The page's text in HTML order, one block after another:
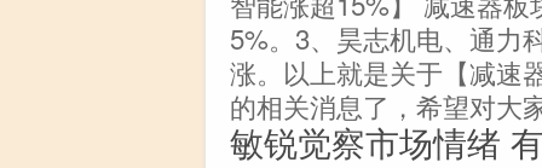
5%。3、昊志机电、通力
涨。以上就是关于【减速
的相关消息了，希望对大
敏锐觉察市场情绪